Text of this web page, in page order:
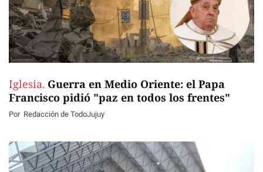
Iglesia. Guerra en Medio Oriente: el Papa
Francisco pidió "paz en todos los frentes"
Por Redacción de TodoJujuy